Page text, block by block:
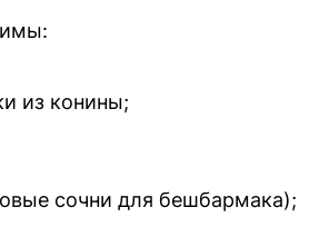
из конины;
сочни для бешбармака);